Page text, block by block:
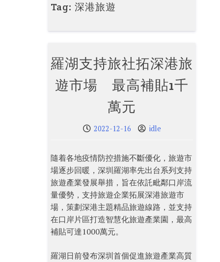
Tag:深港旅遊
羅湖支持旅社拓深港旅
遊市場 最高補貼1千
萬元
2022-12-16 idle
隨着各地疫情防控措施不斷優化，旅遊市
場逐步回暖，深圳羅湖率先出台系列支持
旅遊產業發展舉措，旨在依託毗鄰口岸流
量優勢，支持旅遊企業拓展深港旅遊市
場，策劃深港主題精品旅遊線路，並支持
在口岸片區打造智慧化旅遊產業園，最高
補貼可達1000萬元。
羅湖日前發布深圳首個促進旅遊產業高質